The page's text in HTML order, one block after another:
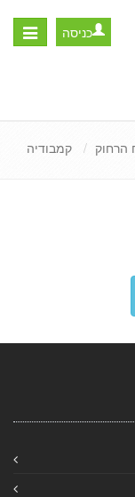
Toggle
כניסה
הרחוק קמבודיה